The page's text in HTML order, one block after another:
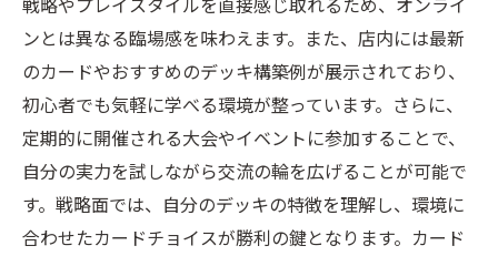
ンとは異なる臨場感を味わえます。また、店内には最新
のカードやおすすめのデッキ構築例が展示されており、
初心者でも気軽に学べる環境が整っています。さらに、
定期的に開催される大会やイベントに参加することで、
自分の実力を試しながら交流の輪を広げることが可能で
す。戦略面では、自分のデッキの特徴を理解し、環境に
合わせたカードチョイスが勝利の鍵となります。カード